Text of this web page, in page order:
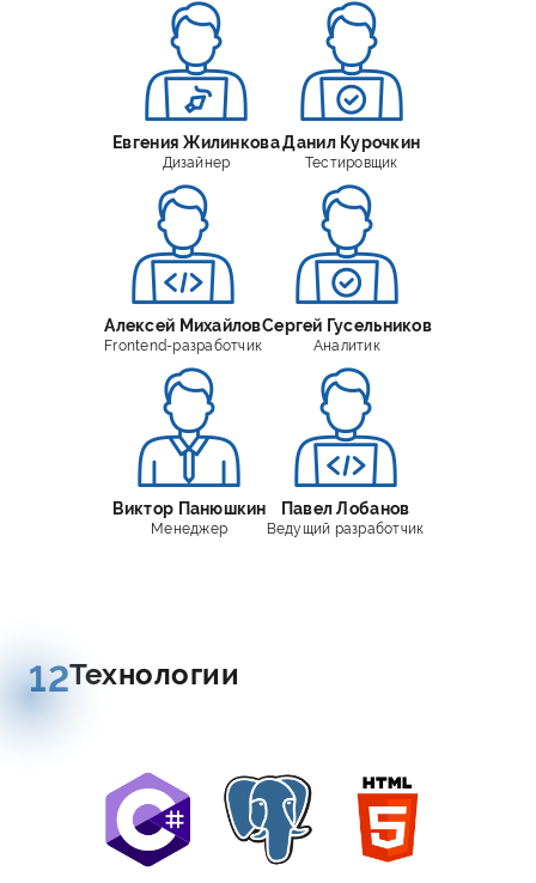
Данил Курочкин
Тестировщик
Евгения Жилинкова
Дизайнер
Сергей Гусельников
Аналитик
Алексей Михайлов
Frontend-разработчик
Павел Лобанов
Ведущий разработчик
Виктор Панюшкин
Менеджер
12Технологии